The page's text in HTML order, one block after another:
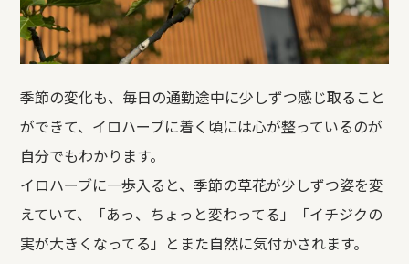
季節の変化も、毎日の通勤途中に少しずつ感じ取ること
ができて、イロハーブに着く頃には心が整っているのが
自分でもわかります。
イロハーブに一歩入ると、季節の草花が少しずつ姿を変
えていて、「あっ、ちょっと変わってる」「イチジクの
実が大きくなってる」とまた自然に気付かされます。